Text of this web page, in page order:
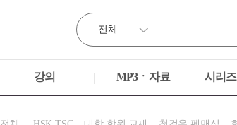
강의 MP3ㆍ자료 시리